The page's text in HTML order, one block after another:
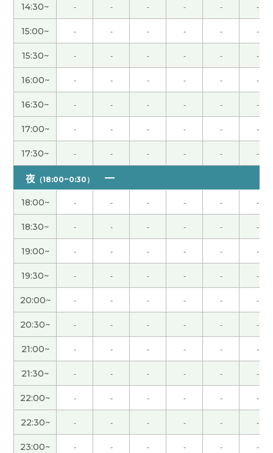
在日本也名字反映时代。( 60代 男性 )
面试官的眼力很重要。
我觉得樱花是只有花，海棠是花和叶。 ( 60代 男性 )
中餐不去本地吃，吃不出真的味道。( 60代 男性 )
我喜欢“OK牧场”这个词，不过我太太不让我用。
60代 男性 )
我太太说从现在起别买东西，丢掉。 这个叫做“終
活”( 60代 男性 )
可能是两个人收到一份工资呢？( 60代 男性 )
因为老师太厉，所以他拿你没办法。 ( 60代 男性 )
很可惜，我觉得3月末的时候可能会剩一部分。( 60
代 男性 )
这个问题比想象还难。( 60代 男性 )
这个句子用的“想”，不是“愿意”。( 60代 男性 )
看到老师的留言，真的太难了，我都不想学了！
60代 男性 )
14:30~ - - - - - -
15:00~ - - - - - -
15:30~ - - - - - -
16:00~ - - - - - -
16:30~ - - - - - -
17:00~ - - - - - -
17:30~ - - - - - -
夜 （18:00~0:30）
18:00~ - - - - - -
18:30~ - - - - - -
19:00~ - - - - - -
19:30~ - - - - - -
20:00~ - - - - - -
20:30~ - - - - - -
21:00~ - - - - - -
21:30~ - - - - - -
22:00~ - - - - - -
22:30~ - - - - - -
23:00~ - - - - - -